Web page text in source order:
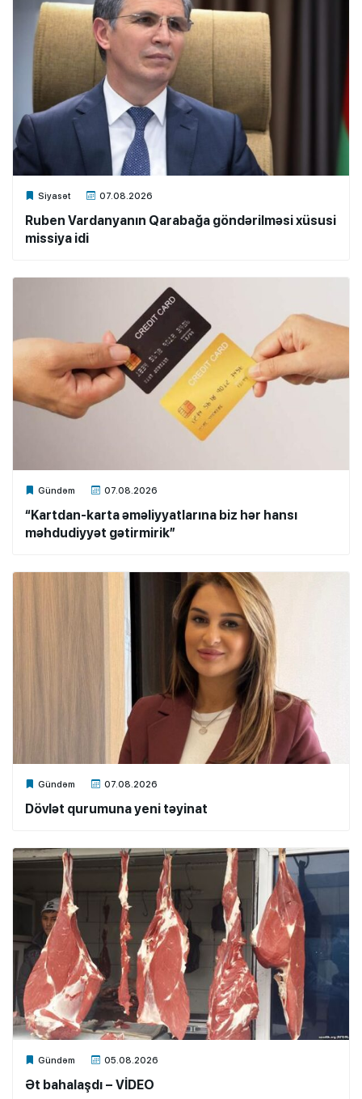
Siyasət 07.08.2026
Xalq.Online
Ruben Vardanyanın Qarabağa göndərilməsi xüsusi
missiya idi
Gündəm 07.08.2026
Xalq.Online
“Kartdan-karta əməliyyatlarına biz hər hansı
məhdudiyyət gətirmirik”
Gündəm 07.08.2026
Xalq.Online
Dövlət qurumuna yeni təyinat
Gündəm 05.08.2026
Xalq.Online
Ət bahalaşdı – VİDEO